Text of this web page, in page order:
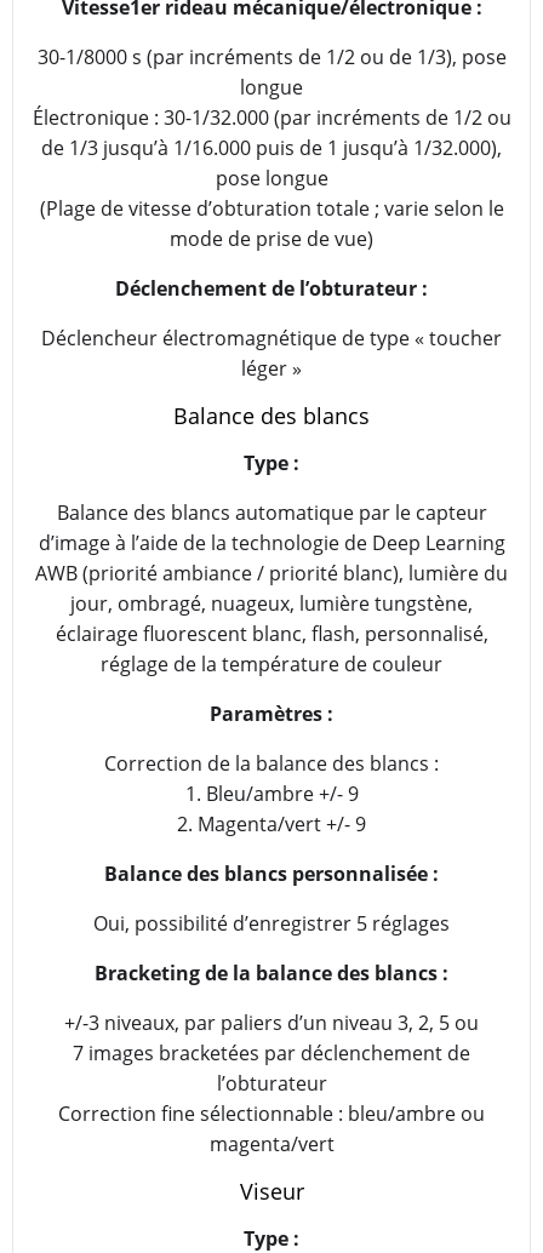
Vitesse1er rideau mécanique/électronique :
30-1/8000 s (par incréments de 1/2 ou de 1/3), pose
longue
Électronique : 30-1/32.000 (par incréments de 1/2 ou
de 1/3 jusqu’à 1/16.000 puis de 1 jusqu’à 1/32.000),
pose longue
(Plage de vitesse d’obturation totale ; varie selon le
mode de prise de vue)
Déclenchement de l’obturateur :
Déclencheur électromagnétique de type « toucher
léger »
Balance des blancs
Type :
Balance des blancs automatique par le capteur
d’image à l’aide de la technologie de Deep Learning
AWB (priorité ambiance / priorité blanc), lumière du
jour, ombragé, nuageux, lumière tungstène,
éclairage fluorescent blanc, flash, personnalisé,
réglage de la température de couleur
Paramètres :
Correction de la balance des blancs :
1. Bleu/ambre +/- 9
2. Magenta/vert +/- 9
Balance des blancs personnalisée :
Oui, possibilité d’enregistrer 5 réglages
Bracketing de la balance des blancs :
+/-3 niveaux, par paliers d’un niveau 3, 2, 5 ou
7 images bracketées par déclenchement de
l’obturateur
Correction fine sélectionnable : bleu/ambre ou
magenta/vert
Viseur
Type :